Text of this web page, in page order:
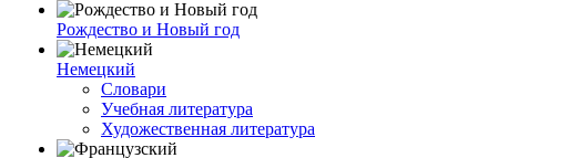
Рождество и Новый год
Немецкий
Словари
Учебная литература
Художественная литература